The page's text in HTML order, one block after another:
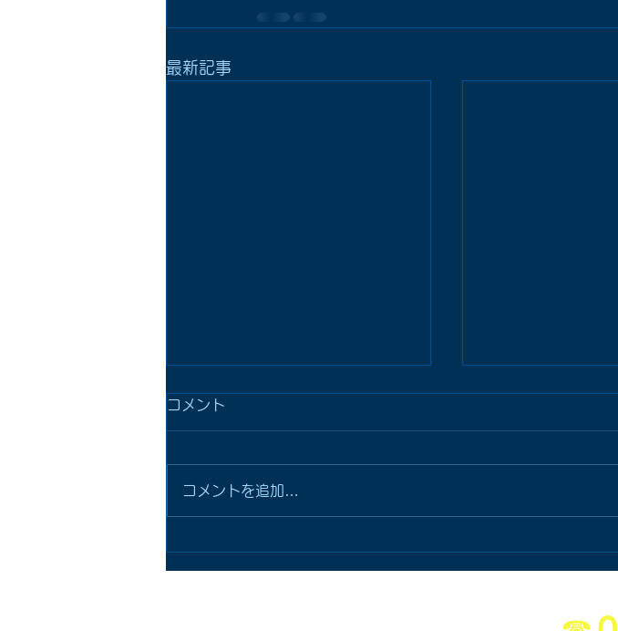
最新記事
水抜き栓取替工事しました〜
シャワー混合栓
コメント
コメントを追加…